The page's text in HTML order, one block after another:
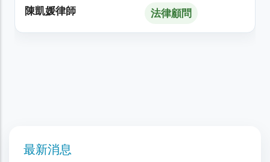
陳凱媛律師 法律顧問
最新消息